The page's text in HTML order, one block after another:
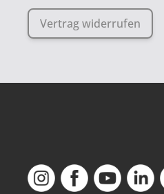
Vertrag widerrufen